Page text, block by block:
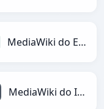
MediaWiki do Excel
MediaWiki do INI